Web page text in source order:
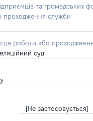
та громадських
проходження служби
роботи або
суд
[Не застосовується]